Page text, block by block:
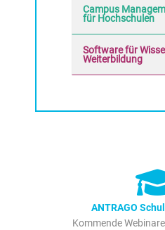
Campus
für Hochschulen
Software für
Weiterbildung
ANTRAGO
Kommende